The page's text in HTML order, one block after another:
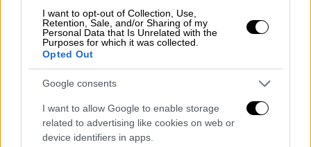
I want to opt-out of Collection, Use,
Retention, Sale, and/or Sharing of my
Personal Data that Is Unrelated with the
Purposes for which it was collected.
Opted Out
Google consents
I want to allow Google to enable storage
related to advertising like cookies on web or
device identifiers in apps.
Η περιοχή γύρω από το σχολείο
αποκλείστηκε
Η αστυνομία του Αμβούργου και η
πυροσβεστική ειδοποιήθηκαν για το
περιστατικό λίγο μετά τις 14:00. Οι
διασώστες όταν βρέθηκαν στο σημείο